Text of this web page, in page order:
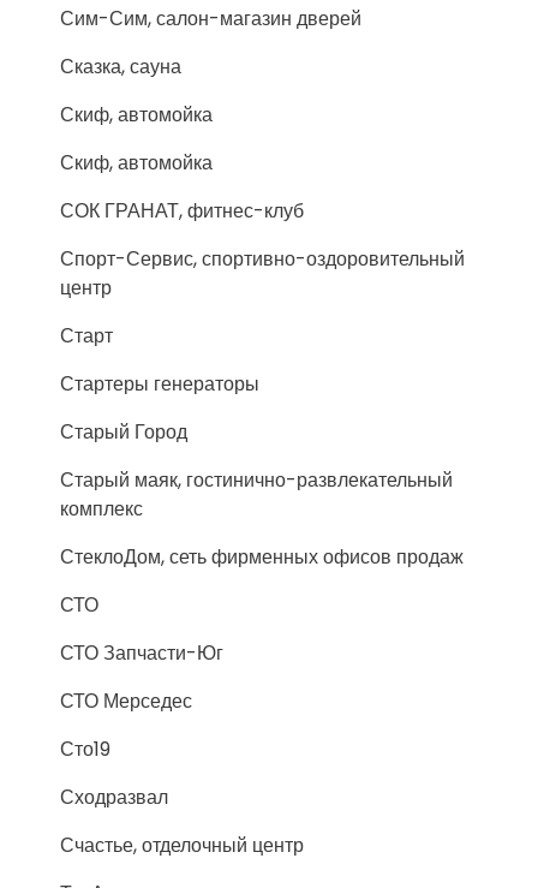
Сим-Сим, салон-магазин дверей
Сказка, сауна
Скиф, автомойка
Скиф, автомойка
СОК ГРАНАТ, фитнес-клуб
Спорт-Сервис, спортивно-оздоровительный
центр
Старт
Стартеры генераторы
Старый Город
Старый маяк, гостинично-развлекательный
комплекс
СтеклоДом, сеть фирменных офисов продаж
СТО
СТО Запчасти-Юг
СТО Мерседес
Сто19
Сходразвал
Счастье, отделочный центр